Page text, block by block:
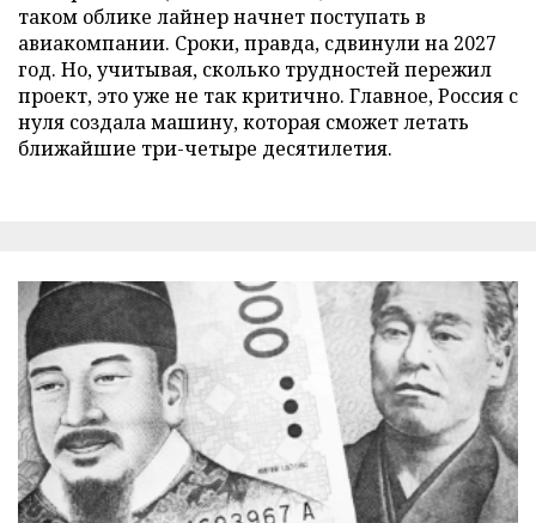
таком облике лайнер начнет поступать в
авиакомпании. Сроки, правда, сдвинули на 2027
год. Но, учитывая, сколько трудностей пережил
проект, это уже не так критично. Главное, Россия с
нуля создала машину, которая сможет летать
ближайшие три-четыре десятилетия.